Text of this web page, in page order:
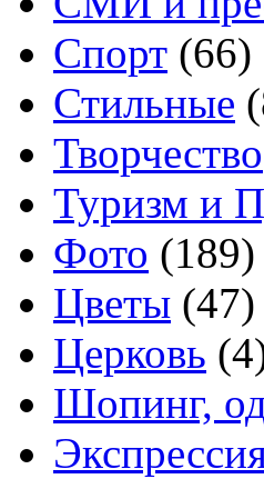
Спорт (66)
Стильные
Творчество
Туризм и
Фото (189)
Цветы (47)
Церковь
Шопинг,